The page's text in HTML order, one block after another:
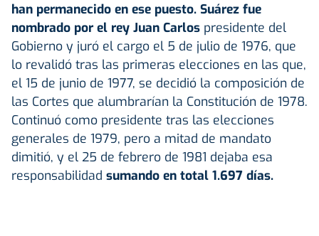
han permanecido en ese puesto. Suárez fue
nombrado por el rey Juan Carlos presidente del
Gobierno y juró el cargo el 5 de julio de 1976, que
lo revalidó tras las primeras elecciones en las que,
el 15 de junio de 1977, se decidió la composición de
las Cortes que alumbrarían la Constitución de 1978.
Continuó como presidente tras las elecciones
generales de 1979, pero a mitad de mandato
dimitió, y el 25 de febrero de 1981 dejaba esa
responsabilidad sumando en total 1.697 días.